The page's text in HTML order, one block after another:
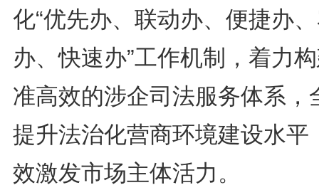
化“优先办、联动办、便捷办
办、快速办”工作机制，着力
准高效的涉企司法服务体系，
提升法治化营商环境建设水平
效激发市场主体活力。